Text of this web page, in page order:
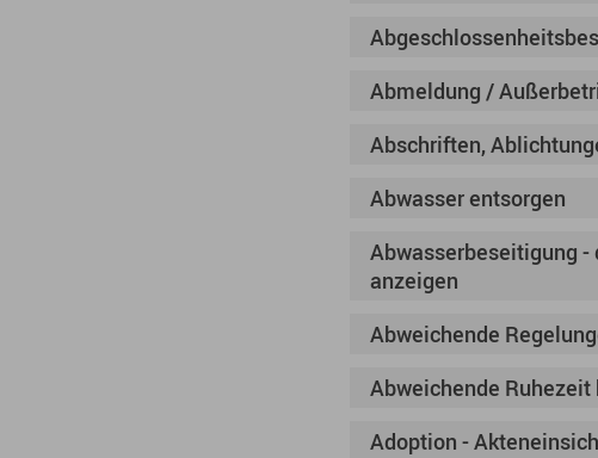
Abmeldung /
Abschriften,
Abwasser entsorgen
Abwasserbeseitigung -
anzeigen
Abweichende
Abweichende Ruhezeit
Adoption -